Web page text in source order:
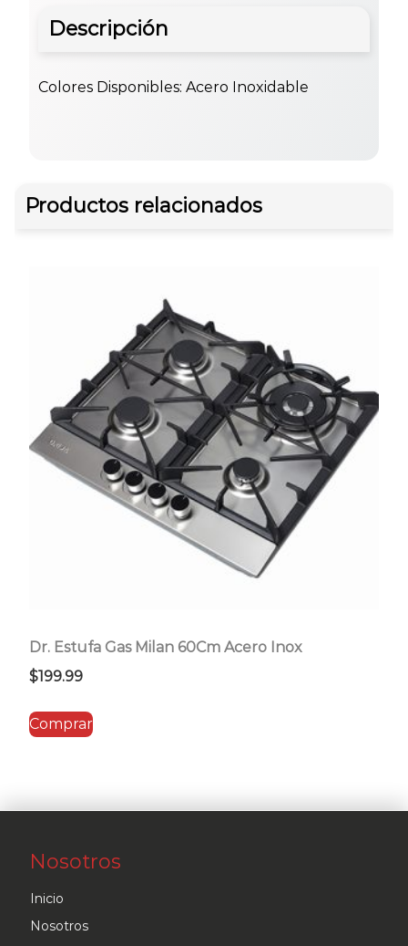
Descripción
Colores Disponibles: Acero Inoxidable
Productos relacionados
Dr. Estufa Gas Milan 60Cm Acero Inox
$199.99
Comprar
Nosotros
Inicio
Nosotros